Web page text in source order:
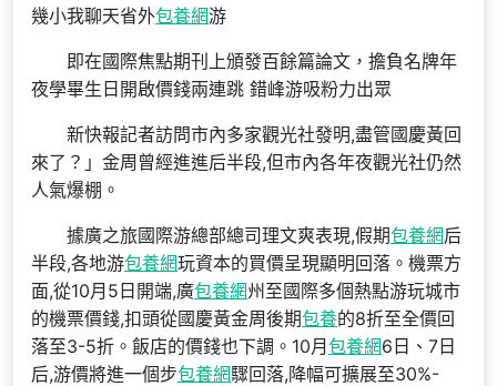
幾小我聊天省外包養網游
即在國際焦點期刊上頒發百餘篇論文，擔負名牌年
夜學畢生日開啟價錢兩連跳 錯峰游吸粉力出眾
新快報記者訪問市內多家觀光社發明,盡管國慶黃回
來了？」金周曾經進進后半段,但市內各年夜觀光社仍然
人氣爆棚。
據廣之旅國際游總部總司理文爽表現,假期包養網后
半段,各地游包養網玩資本的買價呈現顯明回落。機票方
面,從10月5日開端,廣包養網州至國際多個熱點游玩城市
的機票價錢,扣頭從國慶黃金周後期包養的8折至全價回
落至3-5折。飯店的價錢也下調。10月 包養網6日、7日
后,游價將進一個步包養網驟回落,降幅可擴展至30%-